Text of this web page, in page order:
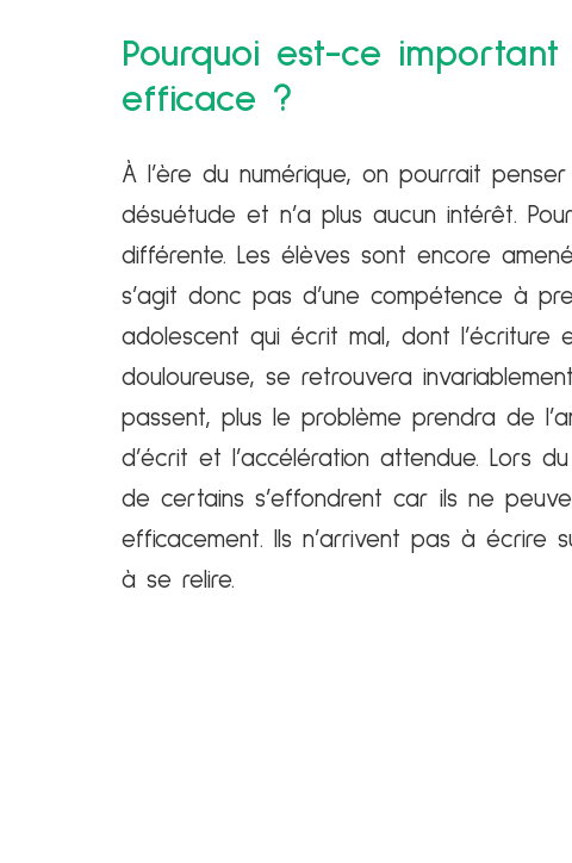
Pourquoi est-ce
efficace ?
À l’ère du numérique, on pourrait
désuétude et n’a plus aucun intérêt.
différente. Les élèves sont encore
s’agit donc pas d’une compétence à
adolescent qui écrit mal, dont l’écriture
douloureuse, se retrouvera
passent, plus le problème prendra de
d’écrit et l’accélération attendue. Lors
de certains s’effondrent car ils ne
efficacement. Ils n’arrivent pas à écrire
à se relire.